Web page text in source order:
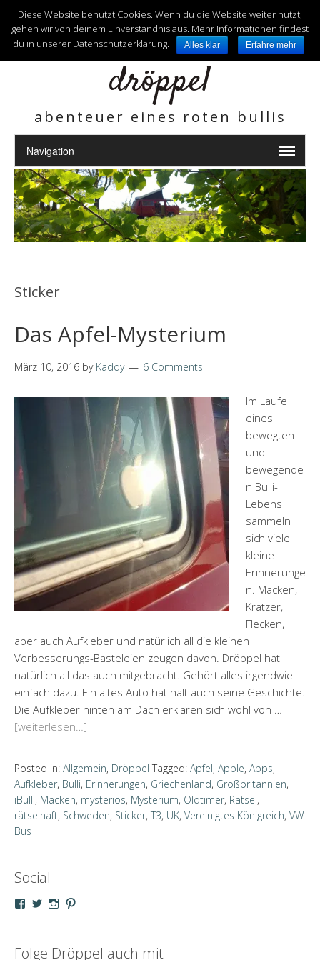
unterwegs mit
dröppel
abenteuer eines roten bullis
Sticker
Das Apfel-Mysterium
März 10, 2016 by Kaddy 6 Comments
Im Laufe
eines
bewegten
und
bewegende
n Bulli-
Lebens
sammeln
sich viele
kleine
Erinnerunge
n. Macken,
Kratzer,
Flecken,
aber auch Aufkleber und natürlich all die kleinen
Verbesserungs-Basteleien zeugen davon. Dröppel hat
natürlich all das auch mitgebracht. Gehört alles irgendwie
einfach dazu. Ein altes Auto hat halt auch seine Geschichte.
Die Aufkleber hinten am Dach erklären sich wohl von …
[weiterlesen…]
Posted in: Allgemein, Dröppel Tagged: Apfel, Apple, Apps,
Aufkleber, Bulli, Erinnerungen, Griechenland, Großbritannien,
iBulli, Macken, mysteriös, Mysterium, Oldtimer, Rätsel,
rätselhaft, Schweden, Sticker, T3, UK, Vereinigtes Königreich, VW
Bus
Social
Profil
Facebook
Profil
Twitter
Profil
Instagram
Profil
Pinterest
Folge Dröppel auch mit
Diese Website benutzt Cookies. Wenn du die Website weiter nutzt,
gehen wir von deinem Einverständnis aus. Mehr Informationen findest
du in unserer Datenschutzerklärung.
Alles klar Erfahre mehr